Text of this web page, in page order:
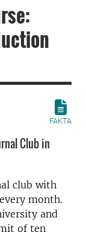
FAKTA
Club in
club with
month.
and
of ten